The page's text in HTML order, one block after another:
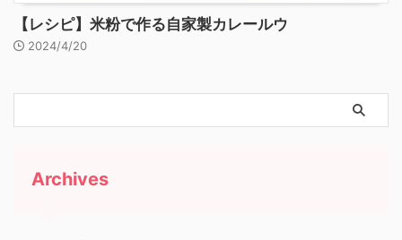
【レシピ】米粉で作る自家製カレールウ
2024/4/20
Archives